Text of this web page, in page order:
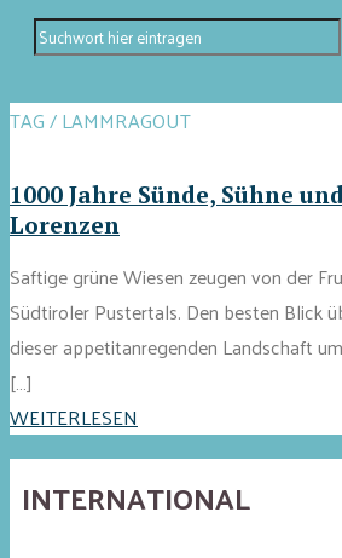
TAG / LAMMRAGOUT
1000 Jahre Sünde, Sühne
Lorenzen
Saftige grüne Wiesen zeugen von der
Südtiroler Pustertals. Den besten Blick
dieser appetitanregenden Landschaft
[…]
WEITERLESEN
INTERNATIONAL